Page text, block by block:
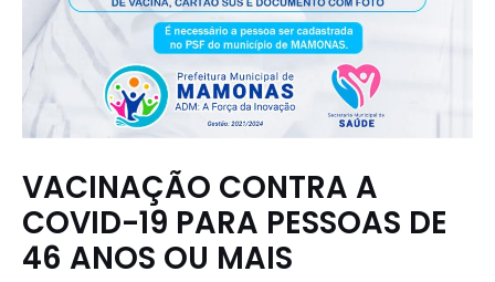
VACINAÇÃO CONTRA A
COVID-19 PARA PESSOAS DE
46 ANOS OU MAIS